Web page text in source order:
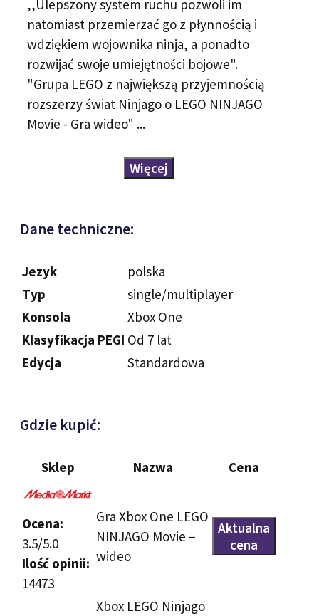
,,Ulepszony system ruchu pozwoli im
natomiast przemierzać go z płynnością i
wdziękiem wojownika ninja, a ponadto
rozwijać swoje umiejętności bojowe".
"Grupa LEGO z największą przyjemnością
rozszerzy świat Ninjago o LEGO NINJAGO
Movie - Gra wideo" ...
Więcej
Dane techniczne:
Jezyk
polska
Typ
single/multiplayer
Konsola
Xbox One
Klasyfikacja PEGI Od 7 lat
Edycja
Standardowa
Gdzie kupić:
Sklep Nazwa Cena
Ocena:
3.5/5.0
Ilość opinii:
14473
Gra Xbox One LEGO
NINJAGO Movie –
wideo
Aktualna
cena
Xbox LEGO Ninjago